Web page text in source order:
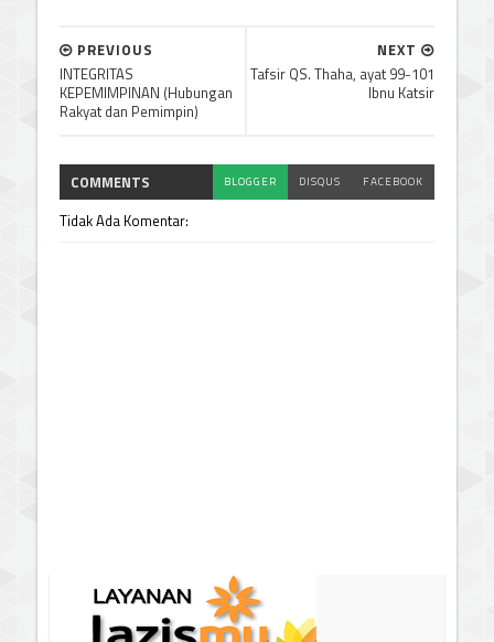
NEXT
Tafsir QS. Thaha, ayat 99-101
Ibnu Katsir
PREVIOUS
INTEGRITAS
KEPEMIMPINAN (Hubungan
Rakyat dan Pemimpin)
COMMENTS BLOGGER DISQUS FACEBOOK
Tidak Ada Komentar: